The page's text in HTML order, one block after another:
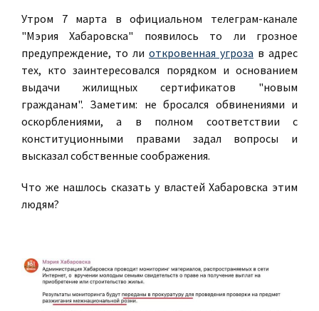
Утром 7 марта в официальном телеграм-канале
"Мэрия Хабаровска" появилось то ли грозное
предупреждение, то ли откровенная угроза в адрес
тех, кто заинтересовался порядком и основанием
выдачи жилищных сертификатов "новым
гражданам". Заметим: не бросался обвинениями и
оскорблениями, а в полном соответствии с
конституционными правами задал вопросы и
высказал собственные соображения.
Что же нашлось сказать у властей Хабаровска этим
людям?